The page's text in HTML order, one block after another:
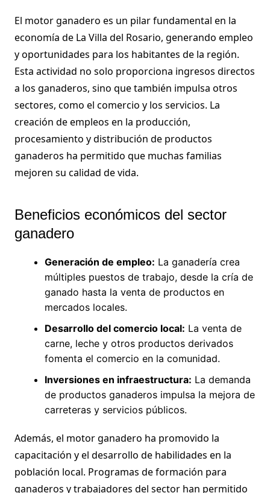
El motor ganadero es un pilar fundamental en la
economía de La Villa del Rosario, generando empleo
y oportunidades para los habitantes de la región.
Esta actividad no solo proporciona ingresos directos
a los ganaderos, sino que también impulsa otros
sectores, como el comercio y los servicios. La
creación de empleos en la producción,
procesamiento y distribución de productos
ganaderos ha permitido que muchas familias
mejoren su calidad de vida.
Beneficios económicos del sector
ganadero
Generación de empleo: La ganadería crea
múltiples puestos de trabajo, desde la cría de
ganado hasta la venta de productos en
mercados locales.
Desarrollo del comercio local: La venta de
carne, leche y otros productos derivados
fomenta el comercio en la comunidad.
Inversiones en infraestructura: La demanda
de productos ganaderos impulsa la mejora de
carreteras y servicios públicos.
Además, el motor ganadero ha promovido la
capacitación y el desarrollo de habilidades en la
población local. Programas de formación para
ganaderos y trabajadores del sector han permitido